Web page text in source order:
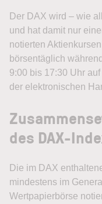
Der DAX wird – wie
und hat damit nur
notierten
börsentäglich
9:00 bis 17:30 Uhr
der elektronischen
des DAX-
Die im DAX
mindestens im
Wertpapierbörse